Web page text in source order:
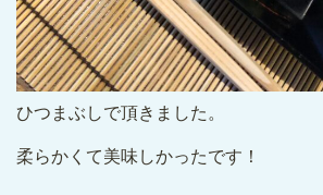
ひつまぶしで頂きました。
柔らかくて美味しかったです！